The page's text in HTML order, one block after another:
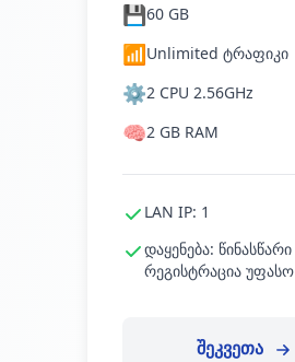
💾60 GB
📶Unlimited ტრაფიკი
⚙️2 CPU 2.56GHz
🧠2 GB RAM
LAN IP: 1
დაყენება: წინასწარი
რეგისტრაცია უფასო
შეკვეთა